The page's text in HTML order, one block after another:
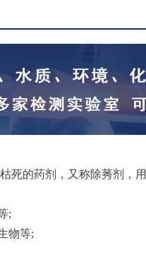
死的药剂，又称除莠剂，
;
物等;